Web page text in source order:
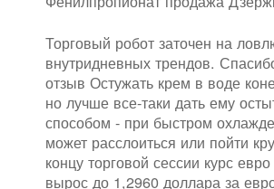
Торговый робот заточен на
внутридневных трендов.
отзыв Остужать крем в воде
но лучше все-таки дать ему
способом - при быстром
может расслоиться или пойти
концу торговой сессии курс
вырос до 1,2960 доллара за